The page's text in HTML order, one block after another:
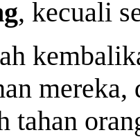
, kecuali
tahan